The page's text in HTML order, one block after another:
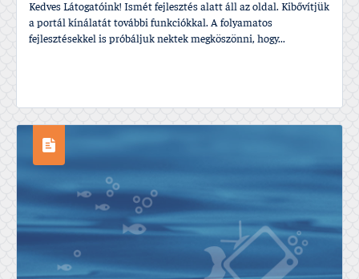
Kedves Látogatóink! Ismét fejlesztés alatt áll az oldal. Kibőví­tjük
a portál kí­nálatát további funkciókkal. A folyamatos
fejlesztésekkel is próbáljuk nektek megköszönni, hogy...